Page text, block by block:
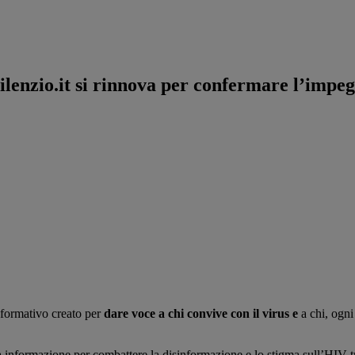
si rinnova per confermare
creato perdare voce a chi convive con il virus e a chi,